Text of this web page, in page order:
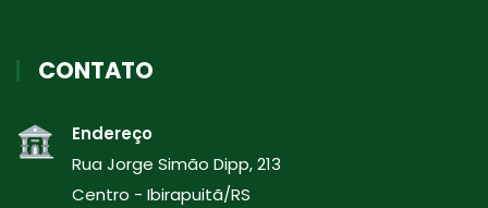
CONTATO
Endereço
Rua Jorge Simão Dipp, 213
Centro - Ibirapuitã/RS